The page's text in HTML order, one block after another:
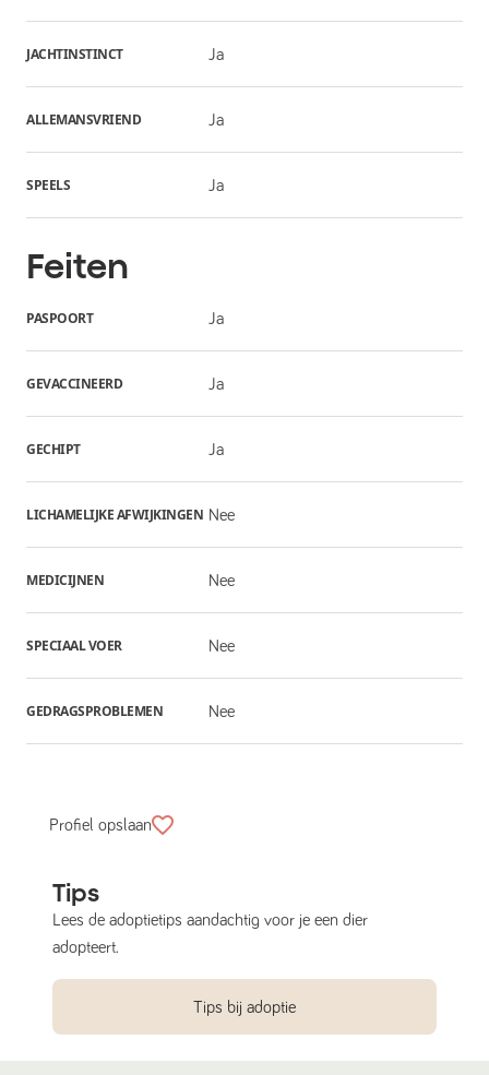
JACHTINSTINCT Ja
ALLEMANSVRIEND Ja
SPEELS Ja
Feiten
PASPOORT Ja
GEVACCINEERD Ja
GECHIPT Ja
LICHAMELIJKE AFWIJKINGEN Nee
MEDICIJNEN Nee
SPECIAAL VOER Nee
GEDRAGSPROBLEMEN Nee
Profiel opslaan
Tips
Lees de adoptietips aandachtig voor je een dier
adopteert.
Tips bij adoptie